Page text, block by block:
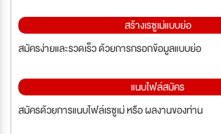
สร้างเรซูเม่แบบย่อ
สมัครง่ายและรวดเร็ว ด้วยการกรอกข้อมูลแบบย่อ
แนบไฟล์สมัคร
สมัครด้วยการแนบไฟล์เรซูเม่ หรือ ผลงานของท่าน